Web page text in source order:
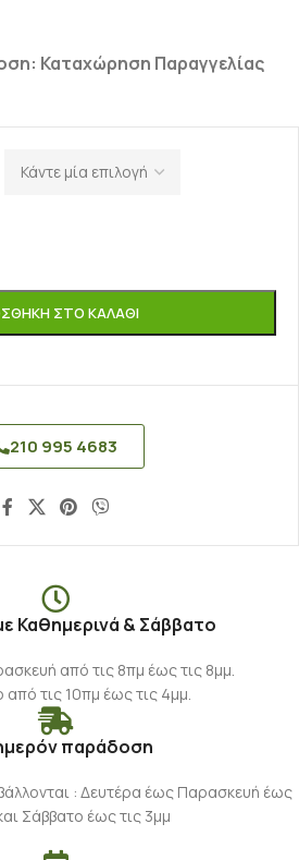
Καταχώρηση Παραγγελίας
ΣΤΟ ΚΑΛΆΘΙ
210 995 4683
Καθημερινά & Σάββατο
από τις 8πμ έως τις 8μμ.
τις 10πμ έως τις 4μμ.
παράδοση
: Δευτέρα έως Παρασκευή έως
Σάββατο έως τις 3μμ